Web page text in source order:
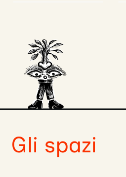
Gli spazi